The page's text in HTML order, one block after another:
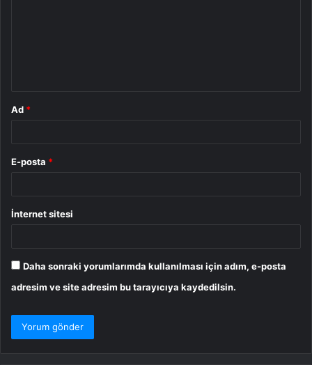
Ad *
E-posta *
İnternet sitesi
Daha sonraki yorumlarımda kullanılması için adım, e-posta
adresim ve site adresim bu tarayıcıya kaydedilsin.